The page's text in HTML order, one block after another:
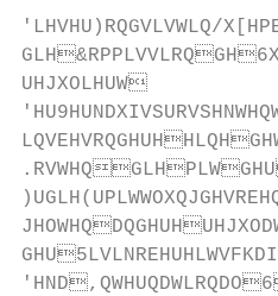
UHJXOLHUW